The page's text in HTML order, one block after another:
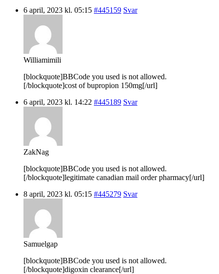
6 april, 2023 kl. 05:15 #445159 Svar
Williamimili
[blockquote]BBCode you used is not allowed.
[/blockquote]cost of bupropion 150mg[/url]
6 april, 2023 kl. 14:22 #445189 Svar
ZakNag
[blockquote]BBCode you used is not allowed.
[/blockquote]legitimate canadian mail order pharmacy[/url]
8 april, 2023 kl. 05:15 #445279 Svar
Samuelgap
[blockquote]BBCode you used is not allowed.
[/blockquote]digoxin clearance[/url]